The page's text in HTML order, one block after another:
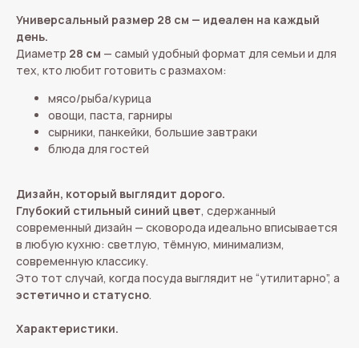
Универсальный размер 28 см — идеален на каждый
день.
Диаметр 28 см — самый удобный формат для семьи и для
тех, кто любит готовить с размахом:
мясо/рыба/курица
овощи, паста, гарниры
сырники, панкейки, большие завтраки
блюда для гостей
Дизайн, который выглядит дорого.
Глубокий стильный синий цвет, сдержанный
современный дизайн — сковорода идеально вписывается
в любую кухню: светлую, тёмную, минимализм,
современную классику.
Это тот случай, когда посуда выглядит не “утилитарно”, а
эстетично и статусно.
Характеристики.